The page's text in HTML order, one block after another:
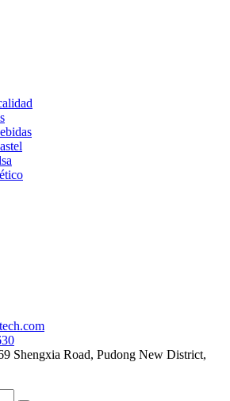
Shengxia Road, Pudong New District,